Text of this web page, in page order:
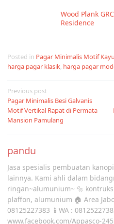
Wood Plank
Residence
Posted in Pagar Minimalis Motif Kayu
harga pagar klasik, harga pagar
Post
navigation
Previous post
Pagar Minimalis Besi Galvanis
Motif Vertikal Rapat di Permata
Mansion Pamulang
pandu
Jasa spesialis pembuatan
lainnya. Kami ahli dalam
ringan~alumunium~ 🔩
plaffon, alumunium 🏠 Area
08125227383 📱WA :
www.facebook.com/Appasco-